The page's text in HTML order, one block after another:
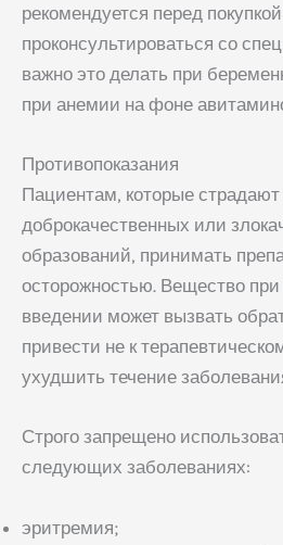
рекомендуется перед
проконсультироваться со
важно это делать при
при анемии на фоне
Противопоказания
Пациентам, которые
доброкачественных или
образований, принимать
осторожностью. Вещество
введении может вызвать
привести не к
ухудшить течение
Строго запрещено
следующих заболеваниях:
эритремия;